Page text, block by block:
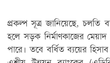
প্রকল্প সূত্র জানিয়েছে, চলতি
হলে সড়ক নির্মাণকাজের
পারে। তবে বর্ধিত ব্যয়ের